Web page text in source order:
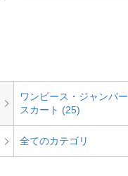
ワンピース・ジャンパー
スカート (25)
全てのカテゴリ